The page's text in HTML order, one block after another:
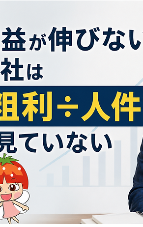
ーズ 銀行融資シリーズ